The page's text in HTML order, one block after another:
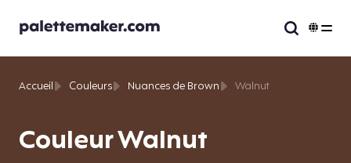
Couleur Walnut
Accueil Couleurs Nuances de Brown Walnut